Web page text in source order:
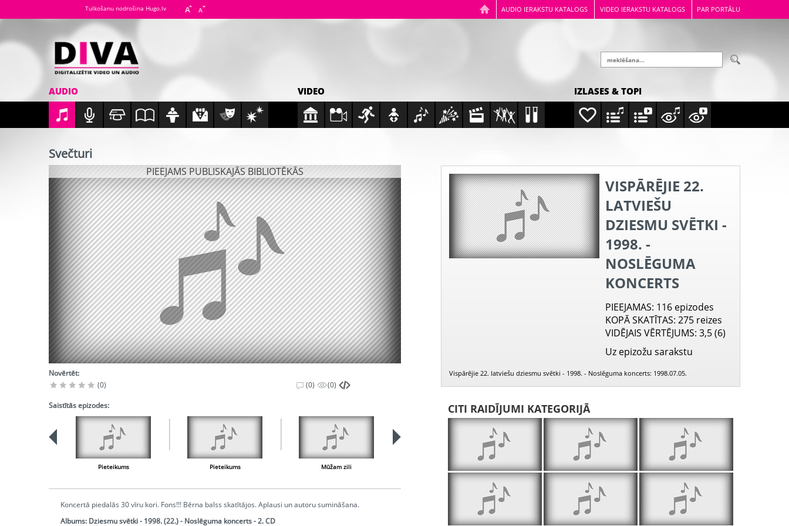
AUDIO IERAKSTU KATALOGS VIDEO IERAKSTU KATALOGS PAR PORTĀLU
Tulkošanu nodrošina Hugo.lv
AUDIO VIDEO IZLASES & TOPI
Svečturi
PIEEJAMS PUBLISKAJĀS BIBLIOTĒKĀS
Novērtēt:
(0)
(0) (0)
Saistītās epizodes:
Pieteikums Pieteikums Mūžam zili Pieteikums
PIEEJAMS
PUBLISKAJĀS
BIBLIOTĒKĀS
Lūk, roze zied Pieteikums
Koncertā piedalās 30 vīru kori. Fons!!! Bērna balss skatītājos. Aplausi un autoru sumināšana.
Albums: Dziesmu svētki - 1998. (22.) - Noslēguma koncerts - 2. CD
VISPĀRĒJIE 22.
LATVIEŠU
DZIESMU SVĒTKI -
1998. -
NOSLĒGUMA
KONCERTS
PIEEJAMAS: 116 epizodes
KOPĀ SKATĪTAS: 275 reizes
VIDĒJAIS VĒRTĒJUMS: 3,5 (6)
Uz epizožu sarakstu
Vispārējie 22. latviešu dziesmu svētki - 1998. - Noslēguma koncerts: 1998.07.05.
CITI RAIDĪJUMI KATEGORIJĀ